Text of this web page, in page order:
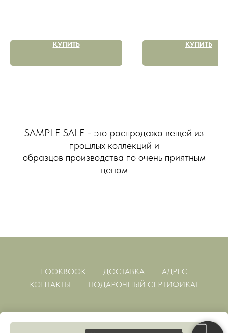
КУПИТЬ КУПИТЬ
SAMPLE SALE - это распродажа вещей из
прошлых коллекций и
образцов производства по очень приятным
ценам
LOOKBOOK ДОСТАВКА
АДРЕС
КОНТАКТЫ
ПОДАРОЧНЫЙ СЕРТИФИКАТ